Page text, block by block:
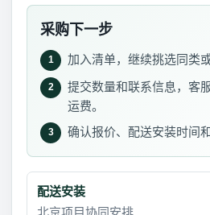
采购下一步
1 加入清单，继续挑选同类
2
提交数量和联系信息，客
运费。
3 确认报价、配送安装时间
配送安装
北京项目协同安排